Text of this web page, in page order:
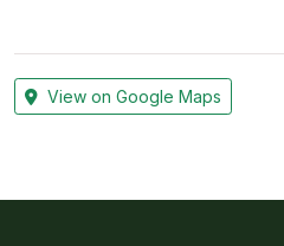
View on Google Maps